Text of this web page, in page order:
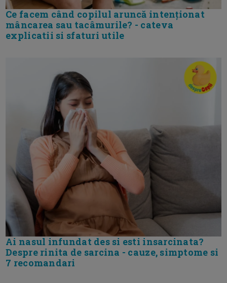
Ce facem când copilul aruncă intenționat
mâncarea sau tacâmurile? - cateva
explicatii si sfaturi utile
Ai nasul infundat des si esti insarcinata?
Despre rinita de sarcina - cauze, simptome si
7 recomandari